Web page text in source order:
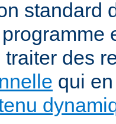
standard
traiter des
qui